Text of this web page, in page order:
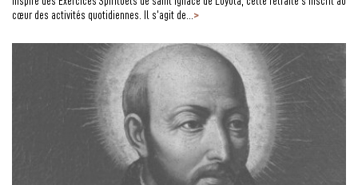
cœur des activités quotidiennes. Il s’agit de... >